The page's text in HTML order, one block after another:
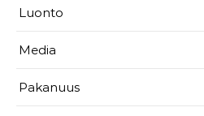
Luonto
Media
Pakanuus